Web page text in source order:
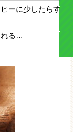
ーに少したらす
れる…